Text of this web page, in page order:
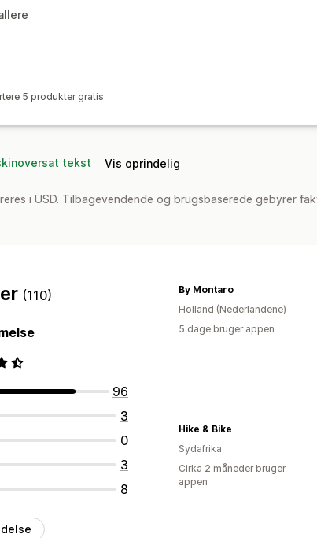
5 produkter gratis
tekst Vis oprindelig
i USD. Tilbagevendende og brugsbaserede gebyrer
(110)
96
3
0
3
8
By Montaro
Holland (Nederlandene)
5 dage bruger appen
Hike & Bike
Sydafrika
Cirka 2 måneder bruger
appen